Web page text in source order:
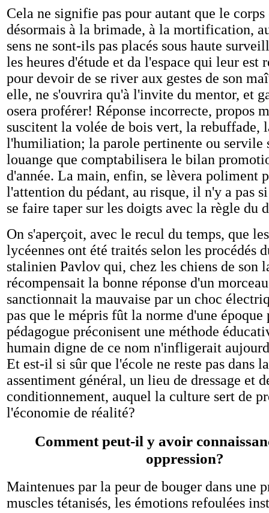
Cela ne signifie pas pour autant que le corps
désormais à la brimade, à la mortification,
sens ne sont-ils pas placés sous haute
les heures d'étude et da l'espace qui leur est
pour devoir de se river aux gestes de son
elle, ne s'ouvrira qu'à l'invite du mentor, et
osera proférer! Réponse incorrecte, propos
suscitent la volée de bois vert, la rebuffade,
l'humiliation; la parole pertinente ou servile
louange que comptabilisera le bilan
d'année. La main, enfin, se lèvera poliment
l'attention du pédant, au risque, il n'y a pas
se faire taper sur les doigts avec la règle du
On s'aperçoit, avec le recul du temps, que
lycéennes ont été traités selon les procédés
stalinien Pavlov qui, chez les chiens de son
récompensait la bonne réponse d'un
sanctionnait la mauvaise par un choc
pas que le mépris fût la norme d'une époque
pédagogue préconisent une méthode
humain digne de ce nom n'infligerait
Et est-il si sûr que l'école ne reste pas dans
assentiment général, un lieu de dressage et
conditionnement, auquel la culture sert de
l'économie de réalité?
Comment peut-il y avoir
oppression?
Maintenues par la peur de bouger dans une
muscles tétanisés, les émotions refoulées